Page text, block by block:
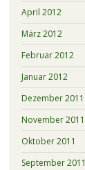
April 2012
März 2012
Februar 2012
Januar 2012
Dezember 2011
November 2011
Oktober 2011
September 2011